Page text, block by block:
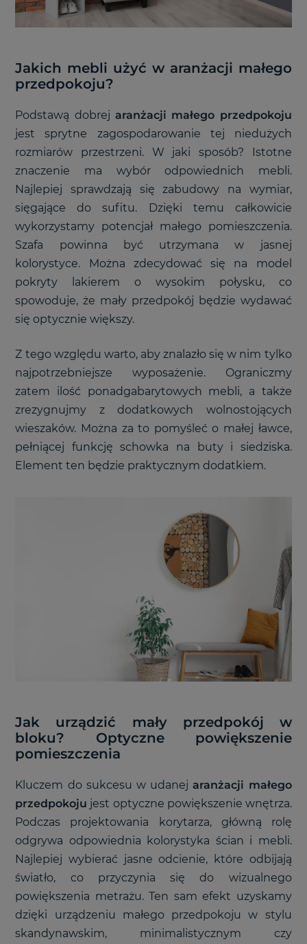
Jakich mebli użyć w aranżacji małego
przedpokoju?
Podstawą dobrej aranżacji małego przedpokoju
jest sprytne zagospodarowanie tej niedużych
rozmiarów przestrzeni. W jaki sposób? Istotne
znaczenie ma wybór odpowiednich mebli.
Najlepiej sprawdzają się zabudowy na wymiar,
sięgające do sufitu. Dzięki temu całkowicie
wykorzystamy potencjał małego pomieszczenia.
Szafa powinna być utrzymana w jasnej
kolorystyce. Można zdecydować się na model
pokryty lakierem o wysokim połysku, co
spowoduje, że mały przedpokój będzie wydawać
się optycznie większy.
Z tego względu warto, aby znalazło się w nim tylko
najpotrzebniejsze wyposażenie. Ograniczmy
zatem ilość ponadgabarytowych mebli, a także
zrezygnujmy z dodatkowych wolnostojących
wieszaków. Można za to pomyśleć o małej ławce,
pełniącej funkcję schowka na buty i siedziska.
Element ten będzie praktycznym dodatkiem.
Jak urządzić mały przedpokój w
bloku? Optyczne powiększenie
pomieszczenia
Kluczem do sukcesu w udanejaranżacji małego
przedpokoju jest optyczne powiększenie wnętrza.
Podczas projektowania korytarza, główną rolę
odgrywa odpowiednia kolorystyka ścian i mebli.
Najlepiej wybierać jasne odcienie, które odbijają
światło, co przyczynia się do wizualnego
powiększenia metrażu. Ten sam efekt uzyskamy
dzięki urządzeniu małego przedpokoju w stylu
skandynawskim, minimalistycznym czy